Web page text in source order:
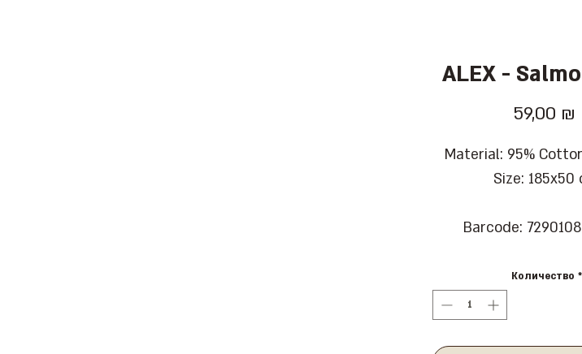
ALEX -
59,00 ₪
Material: 95%
Size: 185x50
Barcode:
Количество *